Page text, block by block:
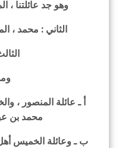
وهو جد عائلتنا ،
الثاني : محمد ،
أ ـ عائلة المنصور ،
محمد بن
ب ـ وعائلة الخميس